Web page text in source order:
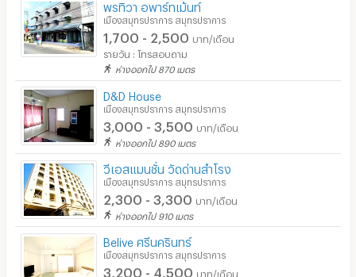
พรทิวา อพาร์ทเม้นท์
เมืองสมุทรปราการ สมุทรปราการ
1,700 - 2,500 บาท/เดือน
รายวัน : โทรสอบถาม
ห่างออกไป 870 เมตร
D&D House
เมืองสมุทรปราการ สมุทรปราการ
3,000 - 3,500 บาท/เดือน
ห่างออกไป 890 เมตร
วีเอสแมนชั่น วัดด่านสำโรง
เมืองสมุทรปราการ สมุทรปราการ
2,300 - 3,300 บาท/เดือน
ห่างออกไป 910 เมตร
Belive ศรีนครินทร์
เมืองสมุทรปราการ สมุทรปราการ
3,200 - 4,500 บาท/เดือน